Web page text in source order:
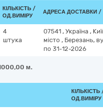
КІЛЬКІСТЬ /
ОД.ВИМІРУ
АДРЕСА ДОСТАВКИ /
4
штука
07541 , Україна ,
місто , Березань,
по 31-12-2026
м.
КІЛЬКІСТЬ
ОД.ВИМІРУ